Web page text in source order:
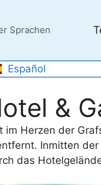
Sprachen
Español
&
im Herzen der
Inmitten
das